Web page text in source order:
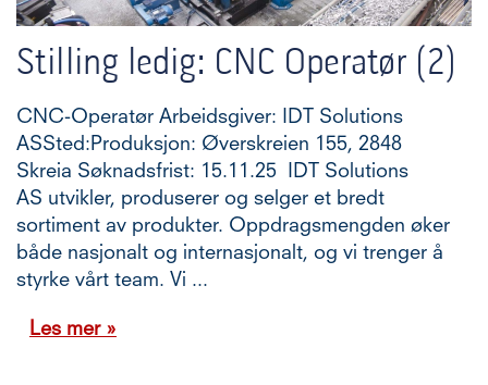
Stilling ledig: CNC Operatør (2)
CNC-Operatør Arbeidsgiver: IDT Solutions
ASSted:Produksjon: Øverskreien 155, 2848
Skreia Søknadsfrist: 15.11.25 IDT Solutions
AS utvikler, produserer og selger et bredt
sortiment av produkter. Oppdragsmengden øker
både nasjonalt og internasjonalt, og vi trenger å
styrke vårt team. Vi ...
Les mer »